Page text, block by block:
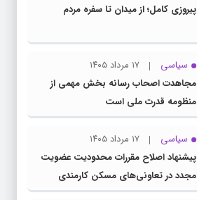
پیروزی کامل؛ از میدان تا سفره مردم
سیاسی
۱۷ مرداد ۱۴۰۵
مجاهدت اصحاب رسانه بخش مهمی از
منظومه قدرت ملی است
سیاسی
۱۷ مرداد ۱۴۰۵
پیشنهاد اصلاح مقررات محدودیت عضویت
مجدد در تعاونی‌های مسکن کارمندی